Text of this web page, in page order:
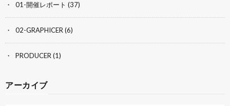
01-開催レポート (37)
02-GRAPHICER(6)
PRODUCER(1)
アーカイブ